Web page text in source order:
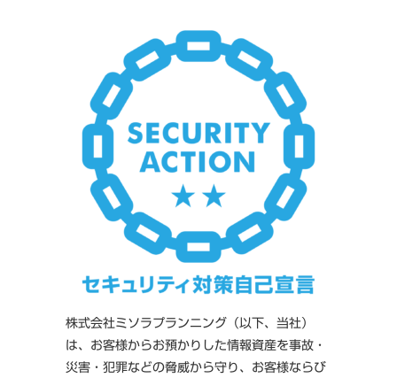
株式会社ミソラプランニング（以下、当社）
は、お客様からお預かりした情報資産を事故・
災害・犯罪などの脅威から守り、お客様ならび